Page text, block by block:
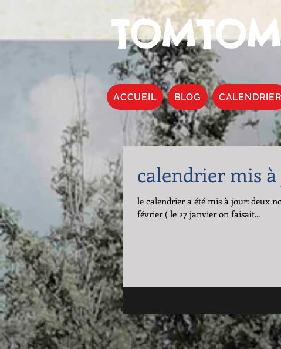
ACCUEIL BLOG CALENDRIER
calendrier mis
le calendrier a été mis à jour: deux
février ( le 27 janvier on faisait...